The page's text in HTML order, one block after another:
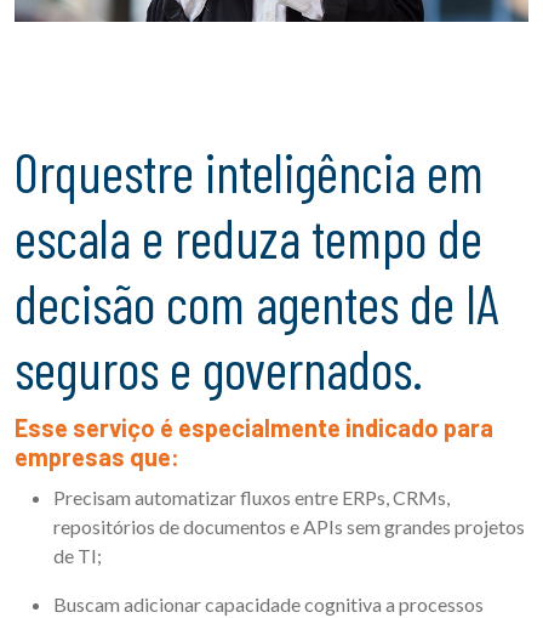
Orquestre inteligência em
escala e reduza tempo de
decisão com agentes de IA
seguros e governados.
Esse serviço é especialmente indicado para
empresas que:
Precisam automatizar fluxos entre ERPs, CRMs,
repositórios de documentos e APIs sem grandes projetos
de TI;
Buscam adicionar capacidade cognitiva a processos